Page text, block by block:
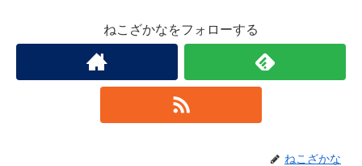
ねこざかなをフォローする
ねこざかな